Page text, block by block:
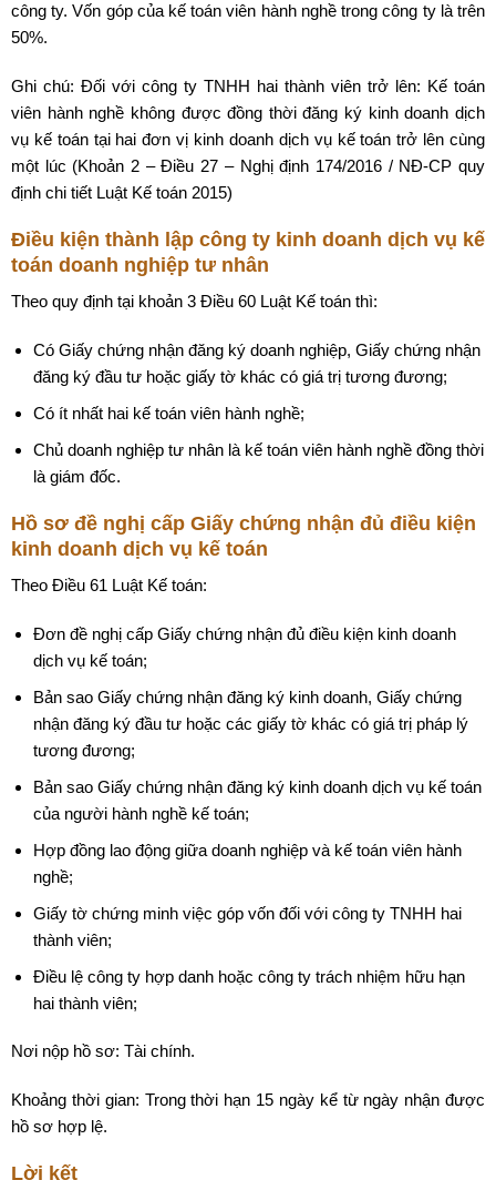
công ty. Vốn góp của kế toán viên hành nghề trong công ty là trên
50%.
Ghi chú: Đối với công ty TNHH hai thành viên trở lên: Kế toán
viên hành nghề không được đồng thời đăng ký kinh doanh dịch
vụ kế toán tại hai đơn vị kinh doanh dịch vụ kế toán trở lên cùng
một lúc (Khoản 2 – Điều 27 – Nghị định 174/2016 / NĐ-CP quy
định chi tiết Luật Kế toán 2015)
Điều kiện thành lập công ty kinh doanh dịch vụ kế
toán doanh nghiệp tư nhân
Theo quy định tại khoản 3 Điều 60 Luật Kế toán thì:
Có Giấy chứng nhận đăng ký doanh nghiệp, Giấy chứng nhận
đăng ký đầu tư hoặc giấy tờ khác có giá trị tương đương;
Có ít nhất hai kế toán viên hành nghề;
Chủ doanh nghiệp tư nhân là kế toán viên hành nghề đồng thời
là giám đốc.
Hồ sơ đề nghị cấp Giấy chứng nhận đủ điều kiện
kinh doanh dịch vụ kế toán
Theo Điều 61 Luật Kế toán:
Đơn đề nghị cấp Giấy chứng nhận đủ điều kiện kinh doanh
dịch vụ kế toán;
Bản sao Giấy chứng nhận đăng ký kinh doanh, Giấy chứng
nhận đăng ký đầu tư hoặc các giấy tờ khác có giá trị pháp lý
tương đương;
Bản sao Giấy chứng nhận đăng ký kinh doanh dịch vụ kế toán
của người hành nghề kế toán;
Hợp đồng lao động giữa doanh nghiệp và kế toán viên hành
nghề;
Giấy tờ chứng minh việc góp vốn đối với công ty TNHH hai
thành viên;
Điều lệ công ty hợp danh hoặc công ty trách nhiệm hữu hạn
hai thành viên;
Nơi nộp hồ sơ: Tài chính.
Khoảng thời gian: Trong thời hạn 15 ngày kể từ ngày nhận được
hồ sơ hợp lệ.
Lời kết